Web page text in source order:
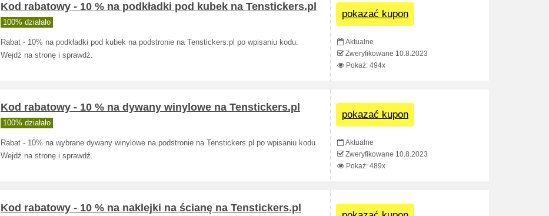
Kod rabatowy - 10 % na podkładki pod kubek na Tenstickers.pl
100% działało
Rabat - 10% na podkładki pod kubek na podstronie na Tenstickers.pl po wpisaniu kodu.
Wejdź na stronę i sprawdź.
pokazać kupon
Aktualne
Zweryfikowane 10.8.2023
Pokaż: 494x
Kod rabatowy - 10 % na dywany winylowe na Tenstickers.pl
100% działało
Rabat - 10% na wybrane dywany winylowe na podstronie na Tenstickers.pl po wpisaniu kodu.
Wejdź na stronę i sprawdź.
pokazać kupon
Aktualne
Zweryfikowane 10.8.2023
Pokaż: 489x
Kod rabatowy - 10 % na naklejki na ścianę na Tenstickers.pl